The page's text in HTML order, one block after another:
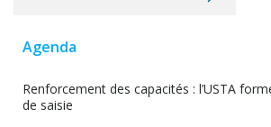
Agenda
Renforcement des capacités : l’USTA
de saisie